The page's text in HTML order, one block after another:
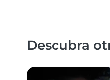
Descubra